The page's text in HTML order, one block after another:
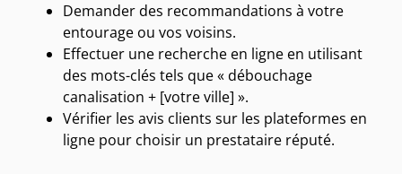
Demander des recommandations à votre
entourage ou vos voisins.
Effectuer une recherche en ligne en utilisant
des mots-clés tels que « débouchage
canalisation + [votre ville] ».
Vérifier les avis clients sur les plateformes en
ligne pour choisir un prestataire réputé.